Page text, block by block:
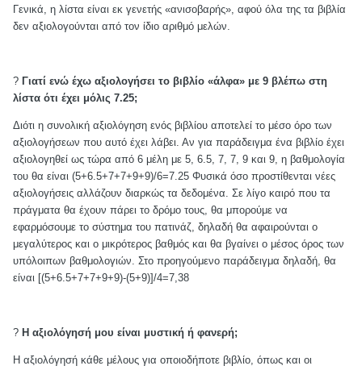
Γενικά, η λίστα είναι εκ γενετής «ανισοβαρής», αφού όλα της τα βιβλία
δεν αξιολογούνται από τον ίδιο αριθμό μελών.
? Γιατί ενώ έχω αξιολογήσει το βιβλίο «άλφα» με 9 βλέπω στη
λίστα ότι έχει μόλις 7.25;
Διότι η συνολική αξιολόγηση ενός βιβλίου αποτελεί το μέσο όρο των
αξιολογήσεων που αυτό έχει λάβει. Αν για παράδειγμα ένα βιβλίο έχει
αξιολογηθεί ως τώρα από 6 μέλη με 5, 6.5, 7, 7, 9 και 9, η βαθμολογία
του θα είναι (5+6.5+7+7+9+9)/6=7.25 Φυσικά όσο προστίθενται νέες
αξιολογήσεις αλλάζουν διαρκώς τα δεδομένα. Σε λίγο καιρό που τα
πράγματα θα έχουν πάρει το δρόμο τους, θα μπορούμε να
εφαρμόσουμε το σύστημα του πατινάζ, δηλαδή θα αφαιρούνται ο
μεγαλύτερος και ο μικρότερος βαθμός και θα βγαίνει ο μέσος όρος των
υπόλοιπων βαθμολογιών. Στο προηγούμενο παράδειγμα δηλαδή, θα
είναι [(5+6.5+7+7+9+9)-(5+9)]/4=7,38
? Η αξιολόγησή μου είναι μυστική ή φανερή;
Η αξιολόγησή κάθε μέλους για οποιοδήποτε βιβλίο, όπως και οι